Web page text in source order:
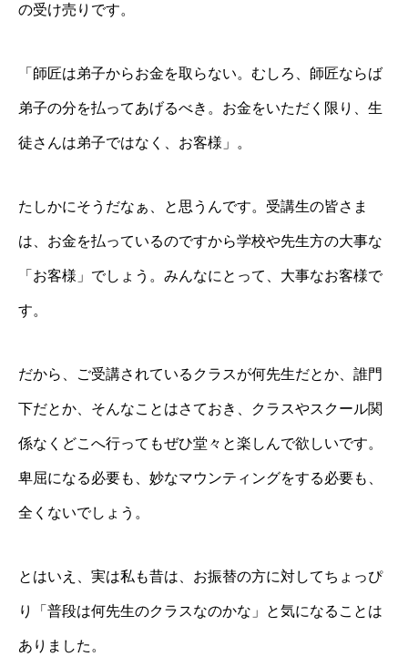
の受け売りです。
「師匠は弟子からお金を取らない。むしろ、師匠ならば
弟子の分を払ってあげるべき。お金をいただく限り、生
徒さんは弟子ではなく、お客様」。
たしかにそうだなぁ、と思うんです。受講生の皆さま
は、お金を払っているのですから学校や先生方の大事な
「お客様」でしょう。みんなにとって、大事なお客様で
す。
だから、ご受講されているクラスが何先生だとか、誰門
下だとか、そんなことはさておき、クラスやスクール関
係なくどこへ行ってもぜひ堂々と楽しんで欲しいです。
卑屈になる必要も、妙なマウンティングをする必要も、
全くないでしょう。
とはいえ、実は私も昔は、お振替の方に対してちょっぴ
り「普段は何先生のクラスなのかな」と気になることは
ありました。